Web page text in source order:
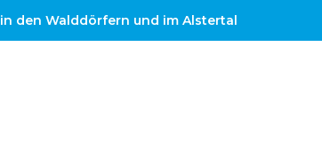
den Walddörfern und im Alstertal